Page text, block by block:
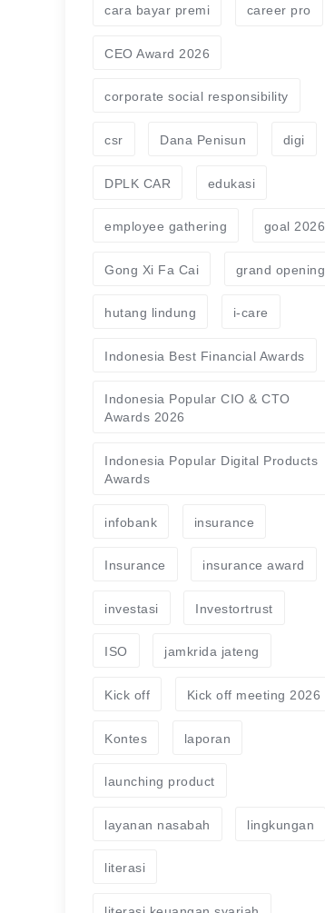
cara bayar premi career pro
CEO Award 2026
corporate social responsibility
csr Dana Penisun digi
DPLK CAR edukasi
employee gathering goal 2026
Gong Xi Fa Cai grand opening
hutang lindung i-care
Indonesia Best Financial Awards
Indonesia Popular CIO & CTO
Awards 2026
Indonesia Popular Digital Products
Awards
infobank insurance
Insurance insurance award
investasi Investortrust
ISO jamkrida jateng
Kick off Kick off meeting 2026
Kontes laporan
launching product
layanan nasabah lingkungan
literasi
literasi keuangan syariah